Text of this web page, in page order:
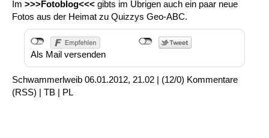
Im >>>Fotoblog<<< gibts im Übrigen auch ein paar neue
Fotos aus der Heimat zu Quizzys Geo-ABC.
Als Mail versenden
Schwammerlweib 06.01.2012, 21.02 | (12/0) Kommentare
(RSS) | TB | PL